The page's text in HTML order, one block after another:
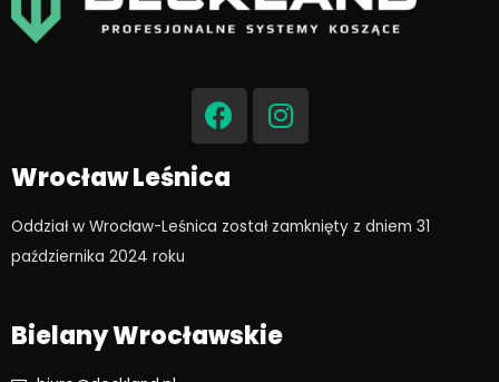
F
a
c
e
b
o
o
I
n
s
g
r
Wrocław Leśnica
Oddział w Wrocław-Leśnica został zamknięty z dniem 31
października 2024 roku​
Bielany Wrocławskie